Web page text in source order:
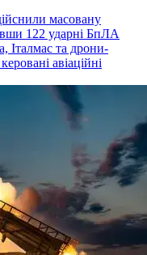
масовану
122 ударні БпЛА
Італмас та дрони-
авіаційні